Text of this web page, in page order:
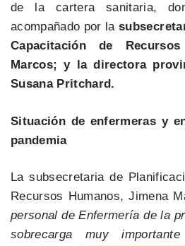
de la cartera sanitaria,
acompañado por la
Capacitación de
Marcos; y la directora
Susana Pritchard.
Situación de enfermeras y
pandemia
La subsecretaria de
Recursos Humanos, Jimena
personal de Enfermería de la
sobrecarga muy